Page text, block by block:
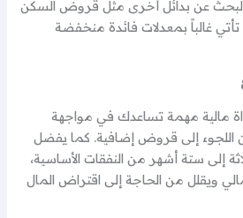
عن بدائل أخرى مثل قروض السكن
غالباً بمعدلات فائدة منخفضة
مالية مهمة تساعدك في مواجهة
اللجوء إلى قروض إضافية. كما يفضل
إلى ستة أشهر من النفقات الأساسية،
ويقلل من الحاجة إلى اقتراض المال